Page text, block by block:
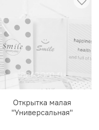
Открытка малая
"Универсальная"